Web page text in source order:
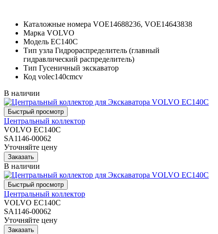
Каталожные номера VOE14688236, VOE14643838
Марка VOLVO
Модель EC140C
Тип узла Гидрораспределитель (главный
гидравлический распределитель)
Тип Гусеничный экскаватор
Код volec140cmcv
В наличии
Центральный коллектор
VOLVO EC140C
SA1146-00062
Уточняйте цену
В наличии
Центральный коллектор
VOLVO EC140C
SA1146-00062
Уточняйте цену